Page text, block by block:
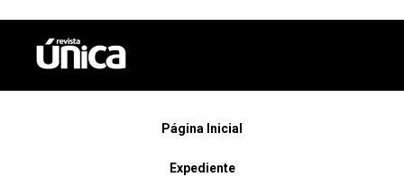
Página Inicial
Expediente